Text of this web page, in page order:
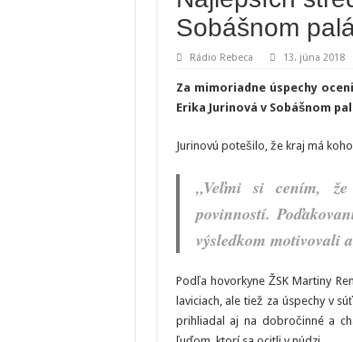
Sobášnom
Rádio Rebeca 13. júna 2018
Za mimoriadne úspechy
Erika Jurinová v Sobášnom
Jurinovú potešilo, že kraj má
„Veľmi si cením,
povinností.
výsledkom motivovali
Podľa hovorkyne ŽSK Martiny
laviciach, ale tiež za úspechy v
prihliadal aj na dobročinné a